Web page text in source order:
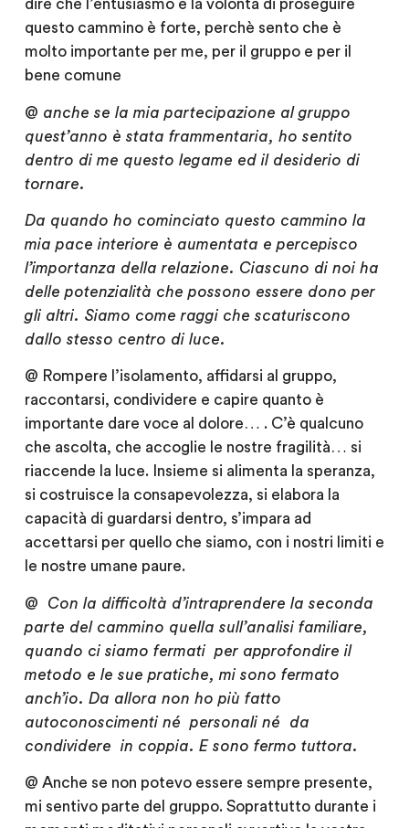
dire che l’entusiasmo e la volontà di proseguire
questo cammino è forte, perchè sento che è
molto importante per me, per il gruppo e per il
bene comune
@ anche se la mia partecipazione al gruppo
quest’anno è stata frammentaria, ho sentito
dentro di me questo legame ed il desiderio di
tornare.
Da quando ho cominciato questo cammino la
mia pace interiore è aumentata e percepisco
l’importanza della relazione. Ciascuno di noi ha
delle potenzialità che possono essere dono per
gli altri. Siamo come raggi che scaturiscono
dallo stesso centro di luce.
@ Rompere l’isolamento, affidarsi al gruppo,
raccontarsi, condividere e capire quanto è
importante dare voce al dolore… . C’è qualcuno
che ascolta, che accoglie le nostre fragilità… si
riaccende la luce. Insieme si alimenta la speranza,
si costruisce la consapevolezza, si elabora la
capacità di guardarsi dentro, s’impara ad
accettarsi per quello che siamo, con i nostri limiti e
le nostre umane paure.
@ Con la difficoltà d’intraprendere la seconda
parte del cammino quella sull’analisi familiare,
quando ci siamo fermati per approfondire il
metodo e le sue pratiche, mi sono fermato
anch’io. Da allora non ho più fatto
autoconoscimenti né personali né da
condividere in coppia. E sono fermo tuttora.
@ Anche se non potevo essere sempre presente,
mi sentivo parte del gruppo. Soprattutto durante i